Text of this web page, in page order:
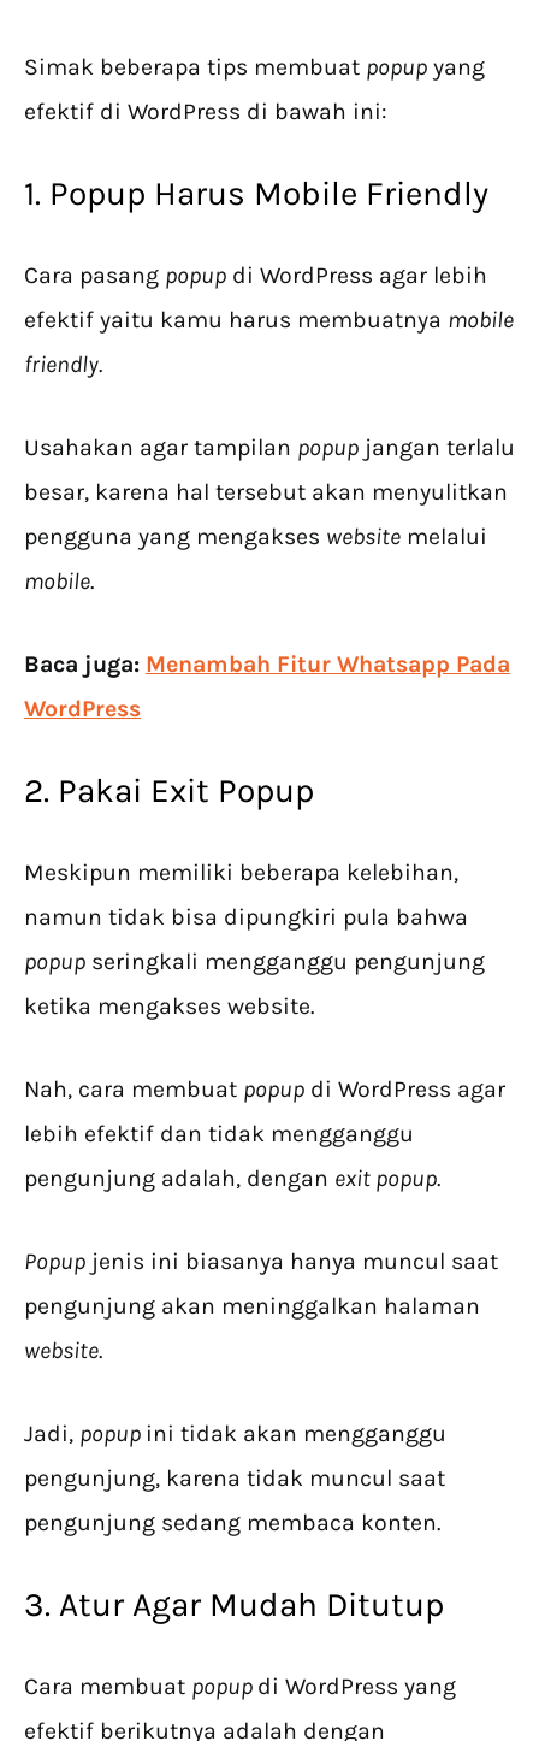
Simak ​​beberapa tips membuat popup yang
efektif di WordPress di bawah ini:
1. Popup Harus Mobile Friendly
Cara pasang popup di WordPress agar lebih
efektif yaitu kamu harus membuatnya mobile
friendly.
Usahakan agar tampilan popup jangan terlalu
besar, karena hal tersebut akan menyulitkan
pengguna yang mengakses website melalui
mobile.
Baca juga: Menambah Fitur Whatsapp Pada
WordPress
2. Pakai Exit Popup
Meskipun memiliki beberapa kelebihan,
namun tidak bisa dipungkiri pula bahwa
popup seringkali mengganggu pengunjung
ketika mengakses website.
Nah, cara membuat popup di WordPress agar
lebih efektif dan tidak mengganggu
pengunjung adalah, dengan exit popup.
Popup jenis ini biasanya hanya muncul saat
pengunjung akan meninggalkan halaman
website.
Jadi, popup ini tidak akan mengganggu
pengunjung, karena tidak muncul saat
pengunjung sedang membaca konten.
3. Atur Agar Mudah Ditutup
Cara membuat popup di WordPress yang
efektif berikutnya adalah dengan